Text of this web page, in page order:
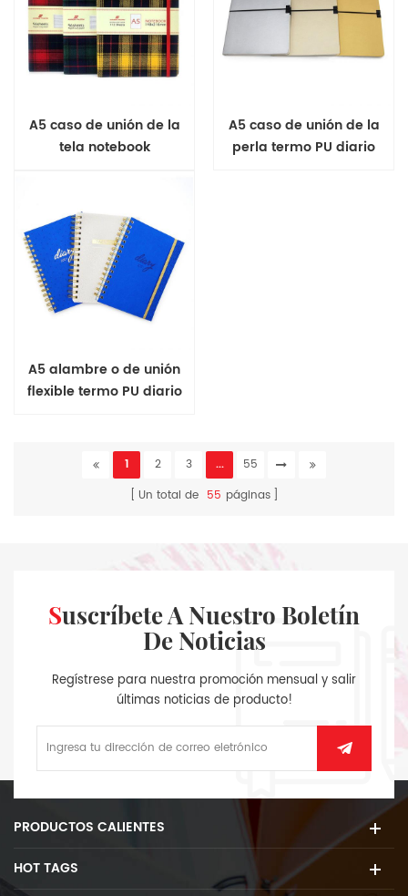
A5 caso de unión de la
tela notebook
A5 caso de unión de la
perla termo PU diario
A5 alambre o de unión
flexible termo PU diario
1 2 3 ...
55
Un total de 55 páginas
Suscríbete A Nuestro Boletín
De Noticias
Regístrese para nuestra promoción mensual y salir
últimas noticias de producto!
PRODUCTOS CALIENTES
HOT TAGS